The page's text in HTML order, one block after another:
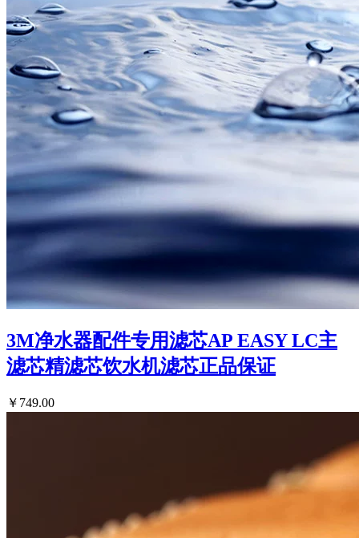
3M净水器配件专用滤芯AP EASY LC主
滤芯精滤芯饮水机滤芯正品保证
￥749.00